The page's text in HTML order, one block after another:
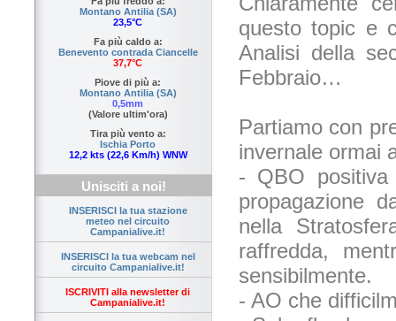
Montano Antilia (SA)
23,5°C
Fa più caldo a:
Benevento contrada Ciancelle
37,7°C
Piove di più a:
Montano Antilia (SA)
0,5mm
(Valore ultim'ora)
Tira più vento a:
Ischia Porto
12,2 kts (22,6 Km/h) WNW
Unisciti a noi!
INSERISCI la tua stazione
meteo nel circuito
Campanialive.it!
INSERISCI la tua webcam nel
circuito Campanialive.it!
ISCRIVITI alla newsletter di
Campanialive.it!
questo topic e
Analisi della
Febbraio…
Partiamo con
invernale ormai
- QBO positiva
propagazione
nella
raffredda,
sensibilmente.
- AO che